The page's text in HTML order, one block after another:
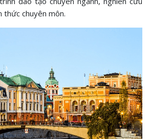
thức chuyên môn.